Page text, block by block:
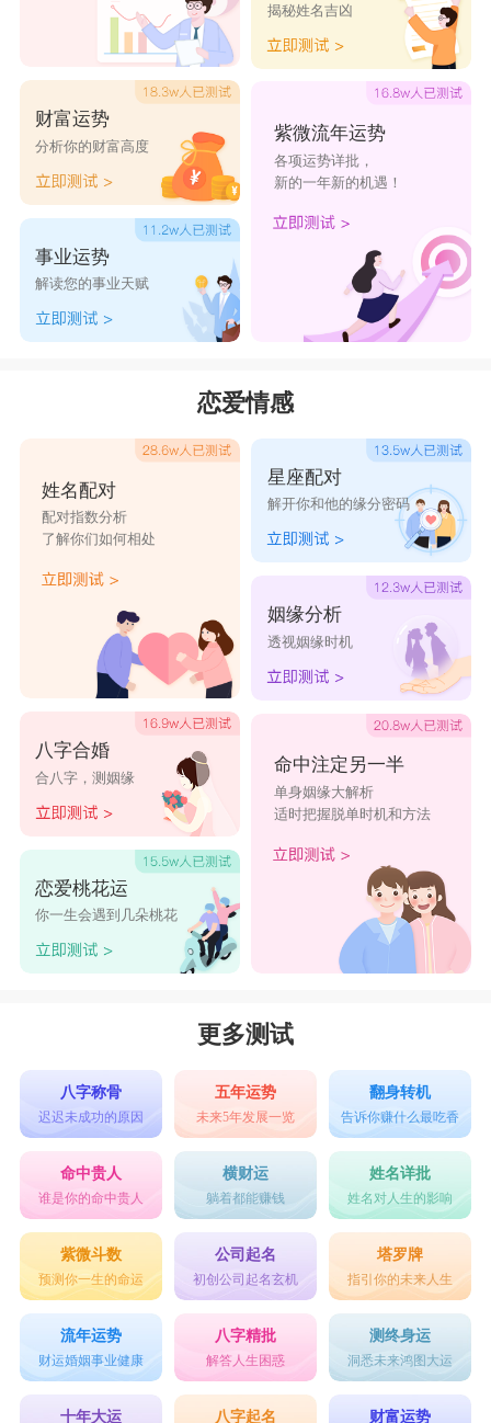
势，但是天秤男的花花世界对你无形中也是一种压
力。如果不能接受，就常会引双方对立的紧张气
氛。想与天秤男长长久久，首先试著以“合理”的态
度与他交往，学会独立与包容，即使天秤男游离于
各种异性之间，但仍然会洁身自好。双鱼女是一个
喜欢活在幻想世界里面的女生，把生活的一切都想
得完美无瑕，必须要按照自己的幻想走。适当的收
起自己的幻想和无理取闹，天秤男才会把时间更多
的花费在你身上。
财富运势
分析你的财富高度
事业运势
解读您的事业天赋
揭秘姓名吉凶
紫微流年运势
各项运势详批，
新的一年新的机遇！
恋爱情感
姓名配对
配对指数分析
了解你们如何相处
八字合婚
合八字，测姻缘
恋爱桃花运
你一生会遇到几朵桃花
星座配对
解开你和他的缘分密码
姻缘分析
透视姻缘时机
命中注定另一半
单身姻缘大解析
适时把握脱单时机和方法
更多测试
八字称骨
迟迟未成功的原因
五年运势
未来5年发展一览
翻身转机
告诉你赚什么最吃香
命中贵人
谁是你的命中贵人
横财运
躺着都能赚钱
姓名详批
姓名对人生的影响
紫微斗数
预测你一生的命运
公司起名
初创公司起名玄机
塔罗牌
指引你的未来人生
流年运势
财运婚姻事业健康
八字精批
解答人生困惑
测终身运
洞悉未来鸿图大运
十年大运 八字起名 财富运势